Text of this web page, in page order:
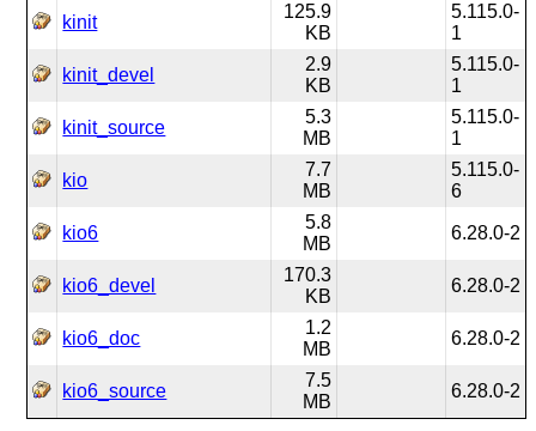
kinit
125.9
KB
5.115.0-
1
kinit_devel
2.9
KB
5.115.0-
1
kinit_source
5.3
MB
5.115.0-
1
kio
7.7
MB
5.115.0-
6
kio6
5.8
MB
6.28.0-2
kio6_devel
170.3
KB
6.28.0-2
kio6_doc
1.2
MB
6.28.0-2
kio6_source
7.5
MB
6.28.0-2